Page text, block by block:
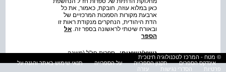
כאן במלוא עוזה, חובקת, כאמור, את כל
ארבעת מקורות הסמכות המרכזיים של
הדת היהודית, הנחקרים מנקודת ראות זו
ובאורח שיטתי לראשונה בספר זה. אל
הספר
נושא/נושאים:,ספרות חז"ל (משנה,
מדרש ותלמודים)© מטח - המרכז לטכנולוגיה חינוכית
אינדקס הספרים
תקנון הספרייה על הספרייה
תנאי שימוש באתר והגנה על
פרטיות
הסדרי נגישות עזרה